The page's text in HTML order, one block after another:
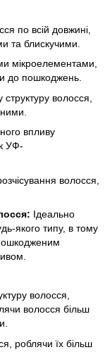
по всій довжині,
та блискучими.
мікроелементами,
до пошкоджень.
волосся,
впливу
УФ-
волосся,
Ідеально
якого типу, в тому
волосся,
волосся більш
роблячи їх більш